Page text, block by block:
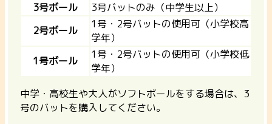
3号ボール
3号バットのみ（中学生以上）
2号ボール
1号・2号バットの使用可（小学校高
学年）
1号ボール
1号・2号バットの使用可（小学校低
学年）
中学・高校生や大人がソフトボールをする場合は、3
号のバットを購入してください。